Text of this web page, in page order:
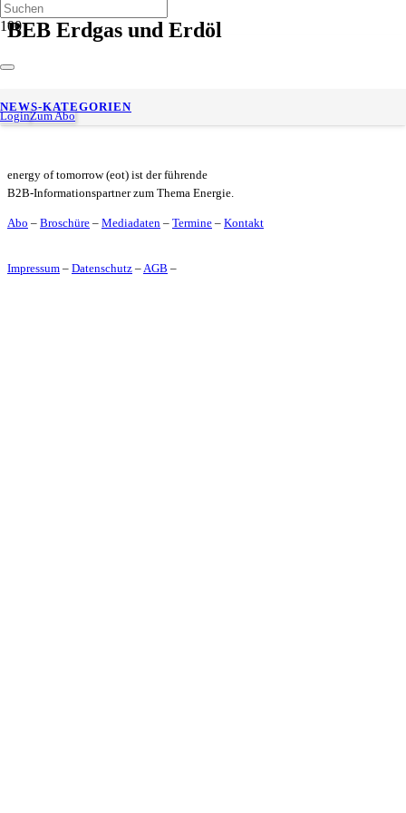
LoginZum Abo
NEWS-KATEGORIEN
BEB Erdgas und Erdöl
Antragsunterlagen zur CO2-Speicherung im niedersächsischen
AWZ-Gebiet öffentlich ausgelegt
energy of tomorrow (eot) ist der führende
B2B-Informationspartner zum Thema Energie.
Abo – Broschüre – Mediadaten – Termine – Kontakt
Impressum – Datenschutz –AGB –